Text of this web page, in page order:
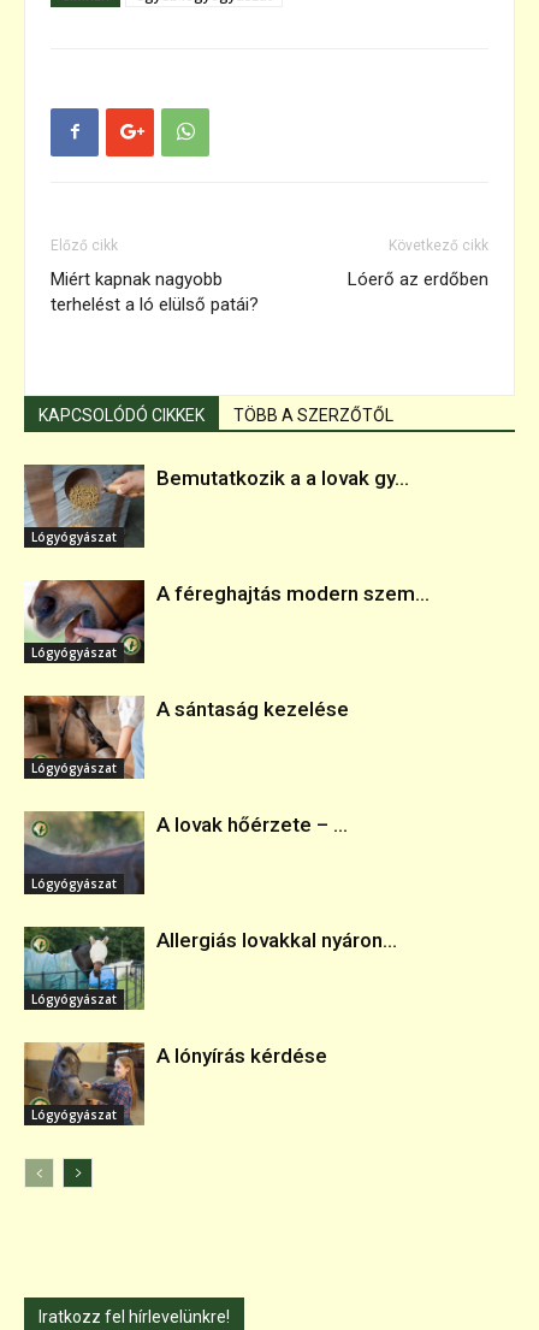
Előző cikk
Miért kapnak nagyobb
terhelést a ló elülső patái?
Következő cikk
Lóerő az erdőben
KAPCSOLÓDÓ CIKKEK TÖBB A SZERZŐTŐL
Lógyógyászat
Bemutatkozik a a lovak gy...
Lógyógyászat
A féreghajtás modern szem...
Lógyógyászat
A sántaság kezelése
Lógyógyászat
A lovak hőérzete – ...
Lógyógyászat
Allergiás lovakkal nyáron...
Lógyógyászat
A lónyírás kérdése
Iratkozz fel hírlevelünkre!